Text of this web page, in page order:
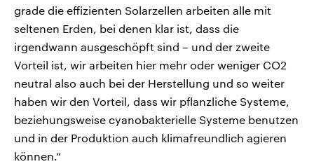
grade die effizienten Solarzellen arbeiten alle mit
seltenen Erden, bei denen klar ist, dass die
irgendwann ausgeschöpft sind – und der zweite
Vorteil ist, wir arbeiten hier mehr oder weniger CO2
neutral also auch bei der Herstellung und so weiter
haben wir den Vorteil, dass wir pflanzliche Systeme,
beziehungsweise cyanobakterielle Systeme benutzen
und in der Produktion auch klimafreundlich agieren
können.“